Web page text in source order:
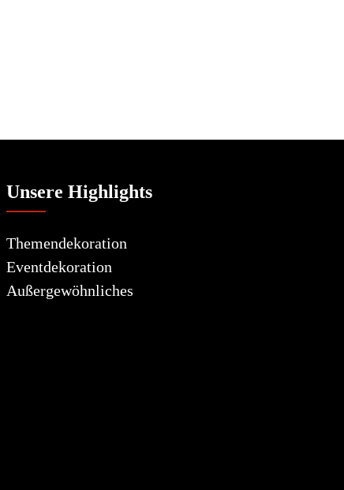
Unsere Highlights
Themendekoration
Eventdekoration
Außergewöhnliches